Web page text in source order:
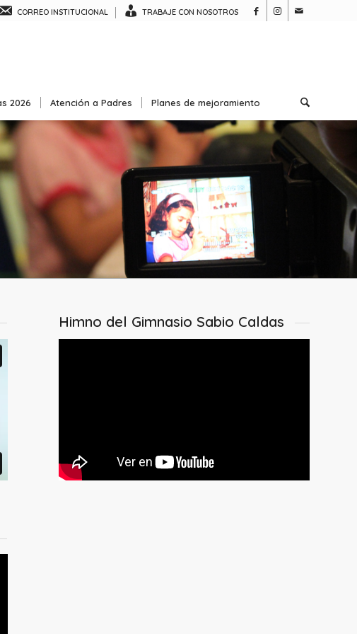
CORREO INSTITUCIONAL TRABAJE CON NOSOTROS
2026 Atención a Padres Planes de mejoramiento
Himno del Gimnasio Sabio Caldas